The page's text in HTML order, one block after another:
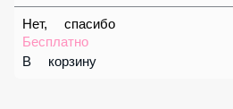
Соус «Спайси»
59 ₽
В корзину